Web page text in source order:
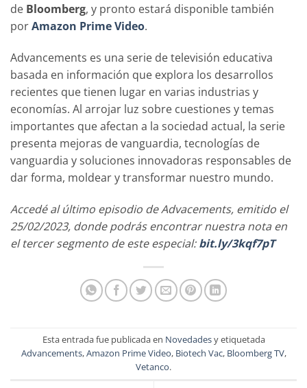
de Bloomberg, y pronto estará disponible también
porAmazon Prime Video.
Advancements es una serie de televisión educativa
basada en información que explora los desarrollos
recientes que tienen lugar en varias industrias y
economías. Al arrojar luz sobre cuestiones y temas
importantes que afectan a la sociedad actual, la serie
presenta mejoras de vanguardia, tecnologías de
vanguardia y soluciones innovadoras responsables de
dar forma, moldear y transformar nuestro mundo.
Accedé al último episodio de Advacements, emitido el
25/02/2023, donde podrás encontrar nuestra nota en
el tercer segmento de este especial: bit.ly/3kqf7pT
Esta entrada fue publicada en Novedadesy etiquetada
Advancements,Amazon Prime Video, Biotech Vac, Bloomberg TV,
Vetanco.